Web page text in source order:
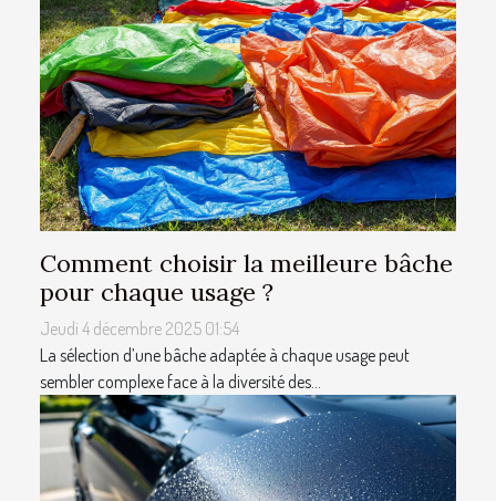
Comment choisir la meilleure bâche
pour chaque usage ?
Jeudi 4 décembre 2025 01:54
La sélection d’une bâche adaptée à chaque usage peut
sembler complexe face à la diversité des...